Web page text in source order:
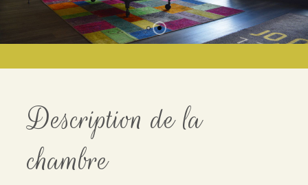
Description de la
chambre